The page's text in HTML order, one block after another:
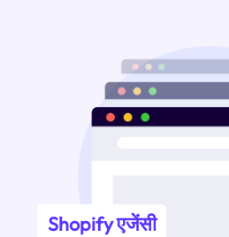
Shopify एजेंसी